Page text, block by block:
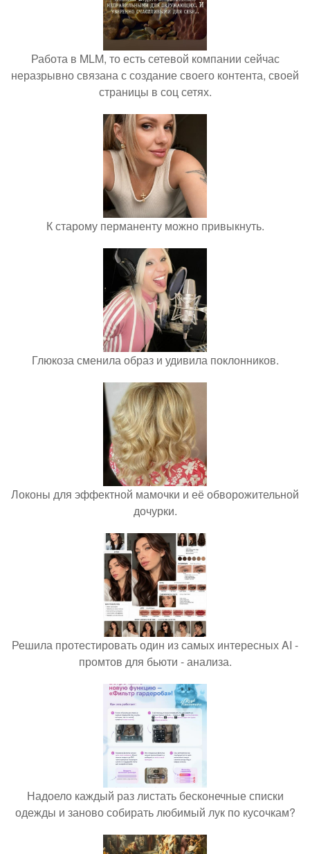
Работа в MLM, то есть сетевой компании сейчас
неразрывно связана с создание своего контента, своей
страницы в соц сетях.
К старому перманенту можно привыкнуть.
Глюкоза сменила образ и удивила поклонников.
Локоны для эффектной мамочки и её обворожительной
дочурки.
Решила протестировать один из самых интересных AI -
промтов для бьюти - анализа.
Надоело каждый раз листать бесконечные списки
одежды и заново собирать любимый лук по кусочкам?